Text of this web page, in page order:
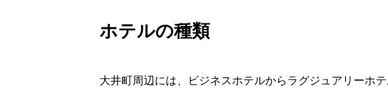
ホテルの種類
大井町周辺には、ビジネスホテルからラグジュアリーホ